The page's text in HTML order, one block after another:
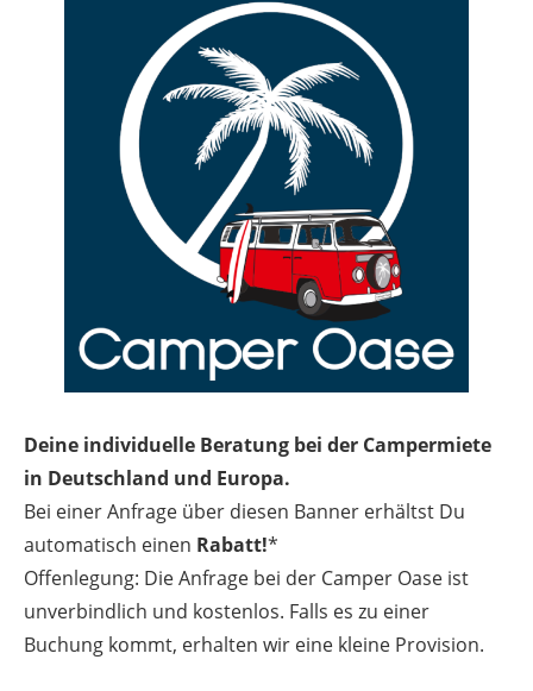
Deine individuelle Beratung bei der Campermiete
in Deutschland und Europa.
Bei einer Anfrage über diesen Banner erhältst Du
automatisch einen Rabatt!*
Offenlegung: Die Anfrage bei der Camper Oase ist
unverbindlich und kostenlos. Falls es zu einer
Buchung kommt, erhalten wir eine kleine Provision.